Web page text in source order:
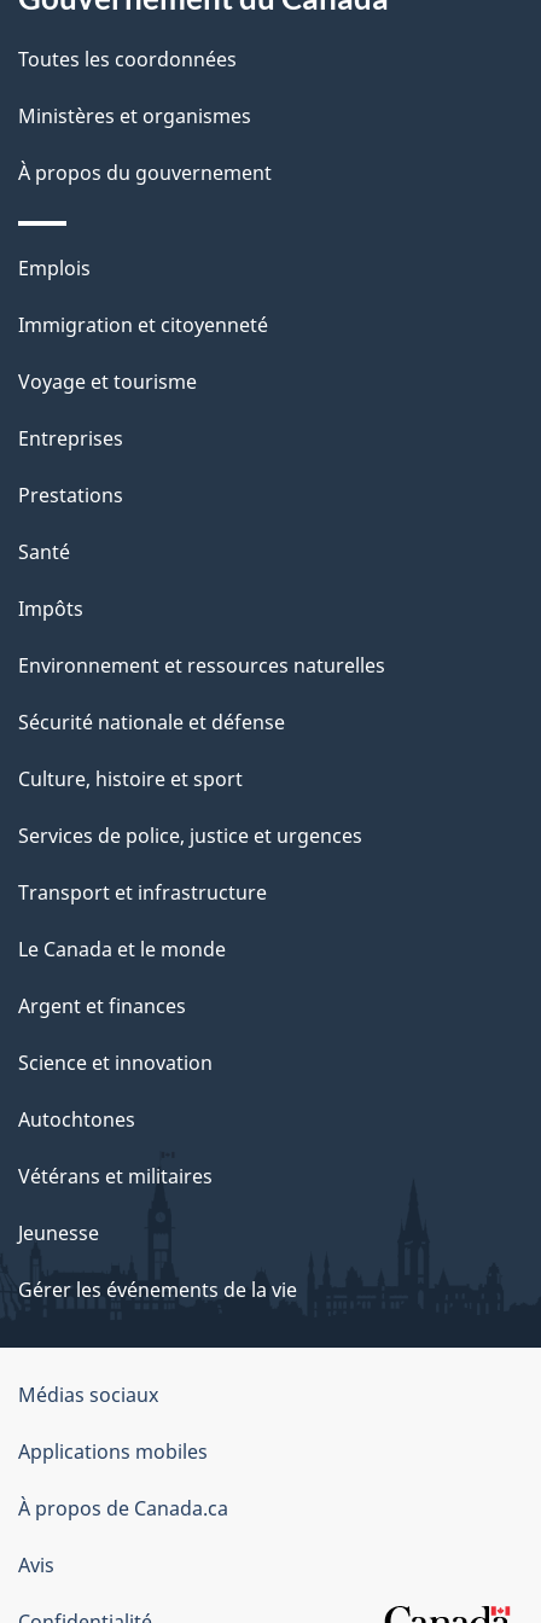
g
e
t
i
n
s
u
r
c
t
t
a
e
Toutes les coordonnées
Ministères et organismes
À propos du gouvernement
Thèmes
sujets
Emplois
Immigration et citoyenneté
Voyage et tourisme
Entreprises
Prestations
Santé
Impôts
Environnement et ressources naturelles
Sécurité nationale et défense
Culture, histoire et sport
Services de police, justice et urgences
Transport et infrastructure
Le Canada et le monde
Argent et finances
Science et innovation
Autochtones
Vétérans et militaires
Jeunesse
Gérer les événements de la vie
Organisation
du
gouvernement
du
Canada
Médias sociaux
Applications mobiles
À propos de Canada.ca
Avis